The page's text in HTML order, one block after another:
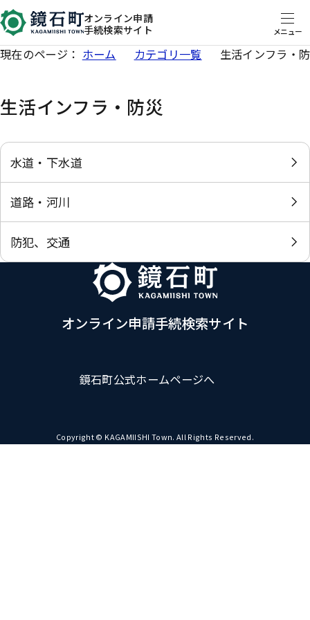
オンライン申請
手続検索サイト
メニュー
現在のページ： ホーム カテゴリ一覧 生活インフラ・
生活インフラ・防災
水道・下水道
道路・河川
防犯、交通
オンライン申請手続検索サイト
鏡石町公式ホームページへ
Copyright © KAGAMIISHI Town. All Rights Reserved.